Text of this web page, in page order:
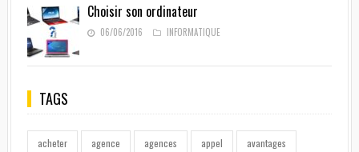
Choisir son ordinateur
06/06/2016 INFORMATIQUE
TAGS
acheter agence agences appel avantages